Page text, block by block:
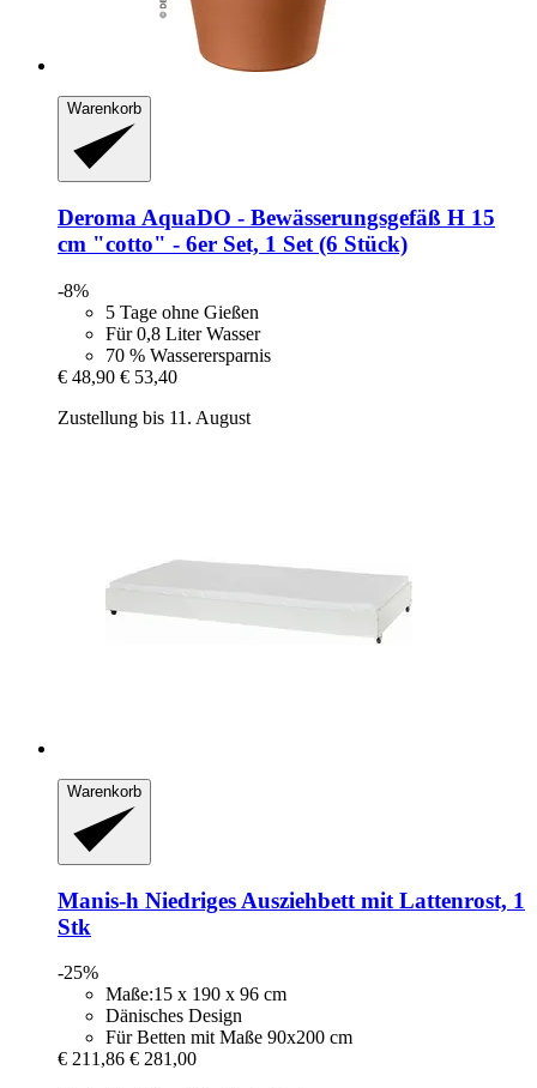
Warenkorb
Deroma AquaDO -​ Bewässerungsgefäß H 15
cm "cotto" -​ 6er Set, 1 Set (6 Stück)
-8%
5 Tage ohne Gießen
Für 0,8 Liter Wasser
70 % Wasserersparnis
€ 48,90 € 53,40
Zustellung bis 11. August
Warenkorb
Manis-h Niedriges Ausziehbett mit Lattenrost, 1
Stk
-25%
Maße:15 x 190 x 96 cm
Dänisches Design
Für Betten mit Maße 90x200 cm
€ 211,86 € 281,00